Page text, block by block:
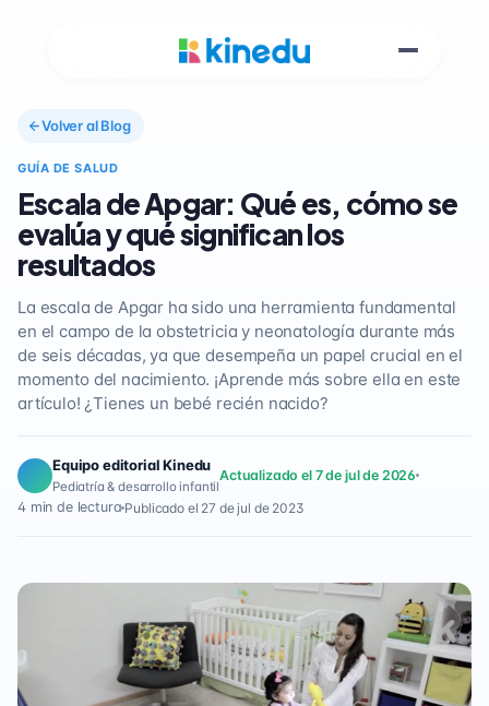
Volver al Blog
GUÍA DE SALUD
Escala de Apgar: Qué es, cómo se
evalúa y qué significan los
resultados
La escala de Apgar ha sido una herramienta fundamental
en el campo de la obstetricia y neonatología durante más
de seis décadas, ya que desempeña un papel crucial en el
momento del nacimiento. ¡Aprende más sobre ella en este
artículo! ¿Tienes un bebé recién nacido?
Equipo editorial Kinedu
Pediatría & desarrollo infantil
Actualizado el 7 de jul de 2026
4 min de lectura Publicado el 27 de jul de 2023